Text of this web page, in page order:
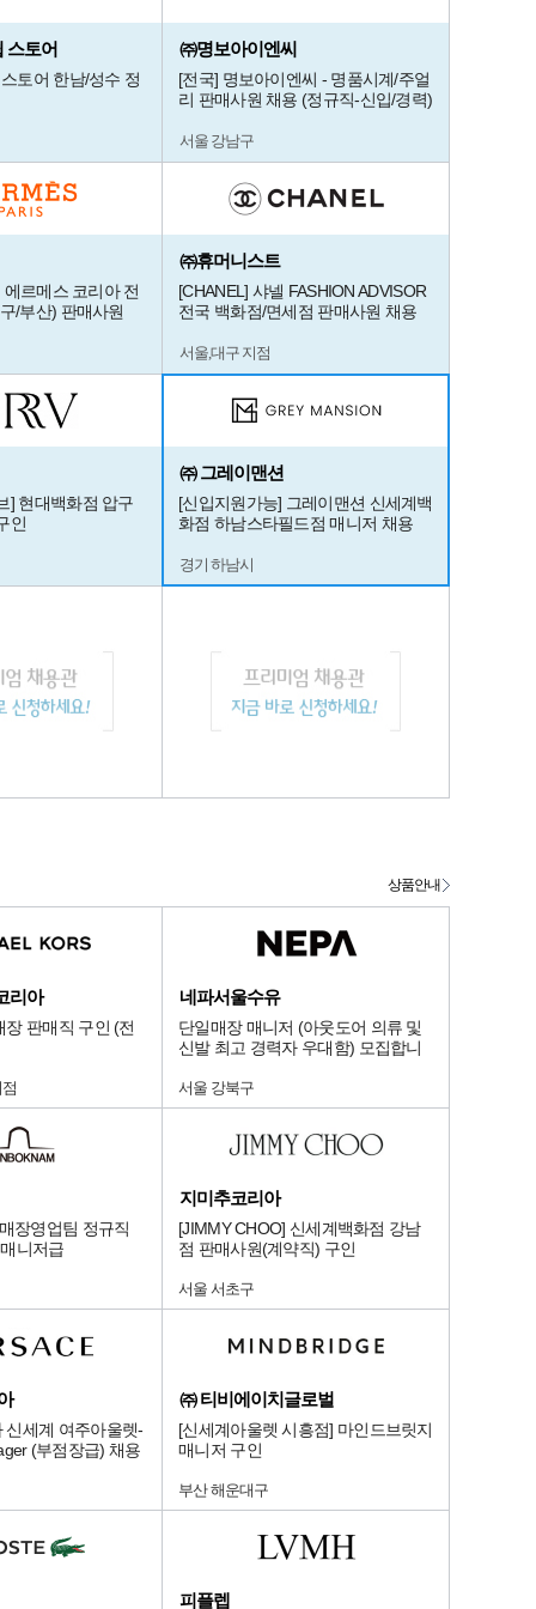
스토어
토어 한남/성수 정
㈜명보아이엔씨
[전국] 명보아이엔씨 - 명품시계/주얼
리 판매사원 채용 (정규직-신입/경력)
서울 강남구
르메스 코리아 전
/부산) 판매사원
㈜휴머니스트
[CHANEL] 샤넬 FASHION ADVISOR
전국 백화점/면세점 판매사원 채용
서울,대구 지점
] 현대백화점 압구
인
㈜ 그레이맨션
[신입지원가능] 그레이맨션 신세계백
화점 하남스타필드점 매니저 채용
경기 하남시
리아
판매직 구인 (전
네파서울수유
단일매장 매니저 (아웃도어 의류 및
신발 최고 경력자 우대함) 모집합니
서울 강북구
장영업팀 정규직
니저급
지미추코리아
[JIMMY CHOO] 신세계백화점 강남
점 판매사원(계약직) 구인
서울 서초구
신세계 여주아울렛-
(부점장급) 채용
㈜ 티비에이치글로벌
[신세계아울렛 시흥점] 마인드브릿지
매니저 구인
부산 해운대구
피플렙
상품안내